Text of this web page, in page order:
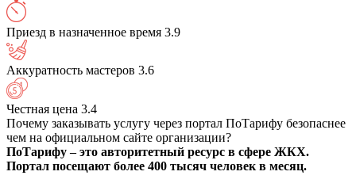
Приезд в назначенное время 3.9
Аккуратность мастеров 3.6
Честная цена 3.4
Почему заказывать услугу через портал ПоТарифу безопаснее
чем на официальном сайте организации?
ПоТарифу – это авторитетный ресурс в сфере ЖКХ.
Портал посещают более 400 тысяч человек в месяц.